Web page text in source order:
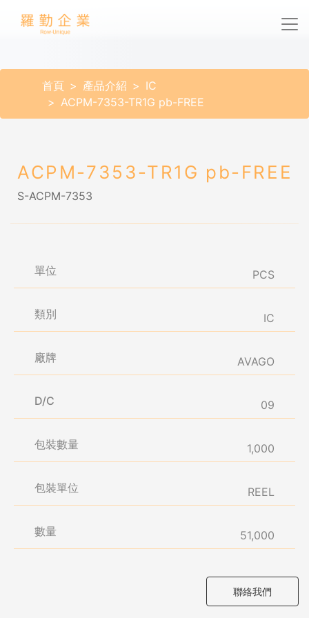
首頁 產品介紹
IC
ACPM-7353-TR1G pb-FREE
ACPM-7353-TR1G pb-FREE
S-ACPM-7353
單位 PCS
類別 IC
廠牌 AVAGO
D/C 09
包裝數量 1,000
包裝單位 REEL
數量 51,000
聯絡我們